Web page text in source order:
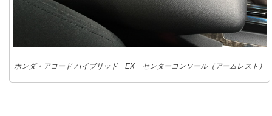
ホンダ・アコード ハイブリッド EX センターコンソール（アームレスト）